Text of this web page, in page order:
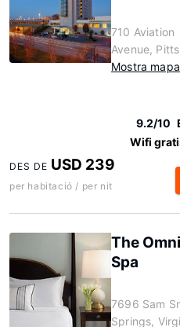
710 Aviation
Avenue,
Mostra mapa
9.2/10
Wifi
DES DE USD 239
per habitació / per nit
The
Spa
7696 Sam
Springs,